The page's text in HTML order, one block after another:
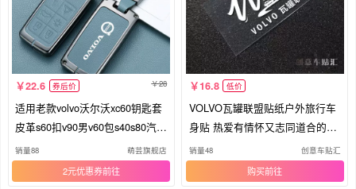
22.6 券后价 28
适用老款volvo沃尔沃xc60钥匙套
皮革s60扣v90男v60包s40s80汽车
女
销量88 萌芸旗舰店
2元优惠券
16.8 低价
VOLVO瓦罐联盟贴纸户外旅行车
身贴 热爱有情怀又志同道合的一
群人
销量48 创意车贴汇
购买